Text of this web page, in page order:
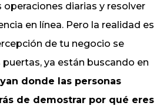
diarias y resolver
en línea. Pero la realidad es
de tu negocio se
ya están buscando en
donde las personas
de demostrar por qué eres